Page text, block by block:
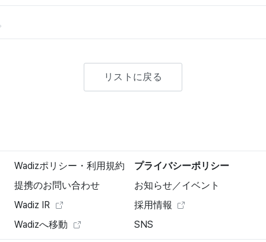
リストに戻る
Wadizポリシー・利用規約
プライバシーポリシー
提携のお問い合わせ
お知らせ／イベント
Wadiz IR
採用情報
Wadizへ移動
SNS